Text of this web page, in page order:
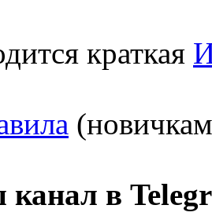
краткая
канал в